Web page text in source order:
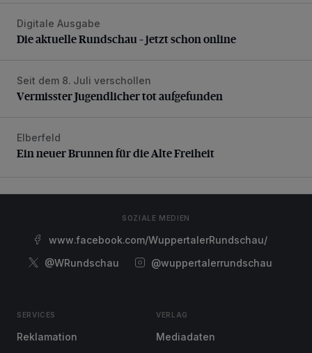
Die aktuelle Rundschau – jetzt schon online
Digitale Ausgabe
Die aktuelle Rundschau – jetzt schon online
Vermisster Jugendlicher tot aufgefunden
Seit dem 8. Juli verschollen
Vermisster Jugendlicher tot aufgefunden
Ein neuer Brunnen für die Alte Freiheit
Elberfeld
Ein neuer Brunnen für die Alte Freiheit
SOZIALE MEDIEN
www.facebook.com/WuppertalerRundschau/
@WRundschau
@wuppertalerrundschau
SERVICES
Reklamation
VERLAG
Mediadaten